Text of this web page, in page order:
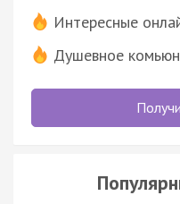
Интересные
Душевное